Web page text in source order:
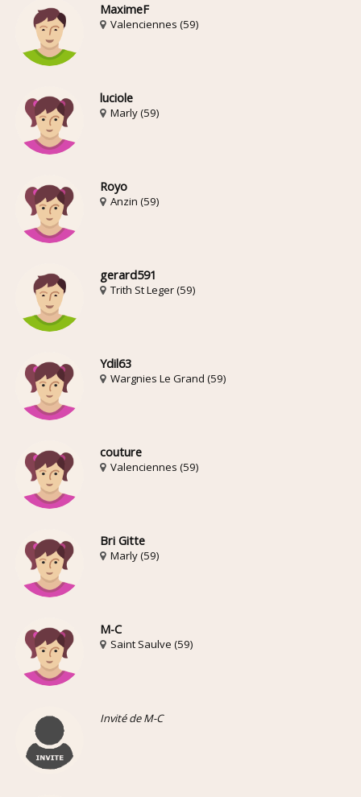
MaximeF
Valenciennes (59)
luciole
Marly (59)
Royo
Anzin (59)
gerard591
Trith St Leger (59)
Ydil63
Wargnies Le Grand (59)
couture
Valenciennes (59)
Bri Gitte
Marly (59)
M-C
Saint Saulve (59)
Invité de M-C